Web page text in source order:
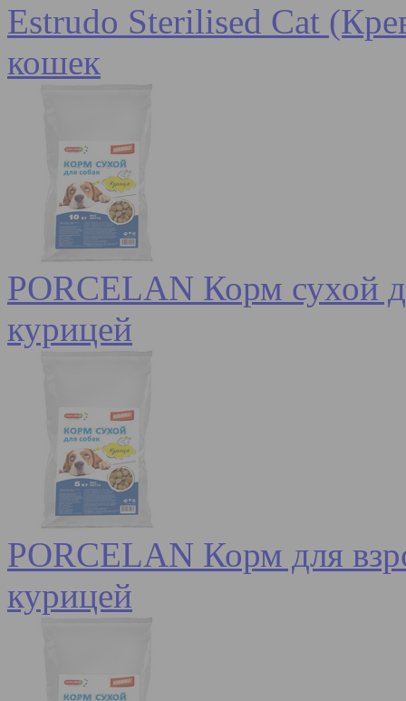
Estrudo Sterilised Cat
кошек
PORCELAN Корм сухой
курицей
PORCELAN Корм для
курицей